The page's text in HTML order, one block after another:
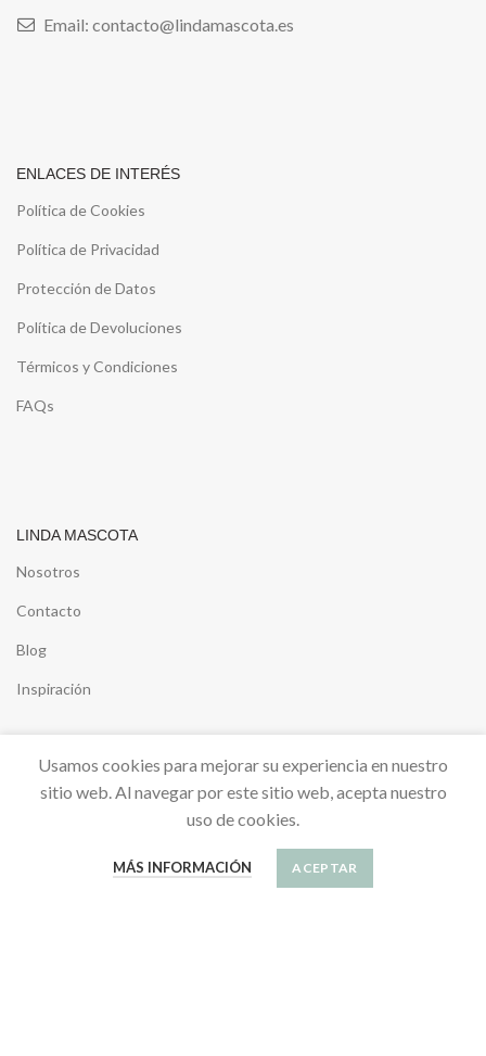
Email: contacto@lindamascota.es
ENLACES DE INTERÉS
Política de Cookies
Política de Privacidad
Protección de Datos
Política de Devoluciones
Térmicos y Condiciones
FAQs
LINDA MASCOTA
Nosotros
Contacto
Blog
Inspiración
Usamos cookies para mejorar su experiencia en nuestro
sitio web. Al navegar por este sitio web, acepta nuestro
uso de cookies.
MÁS INFORMACIÓN ACEPTAR